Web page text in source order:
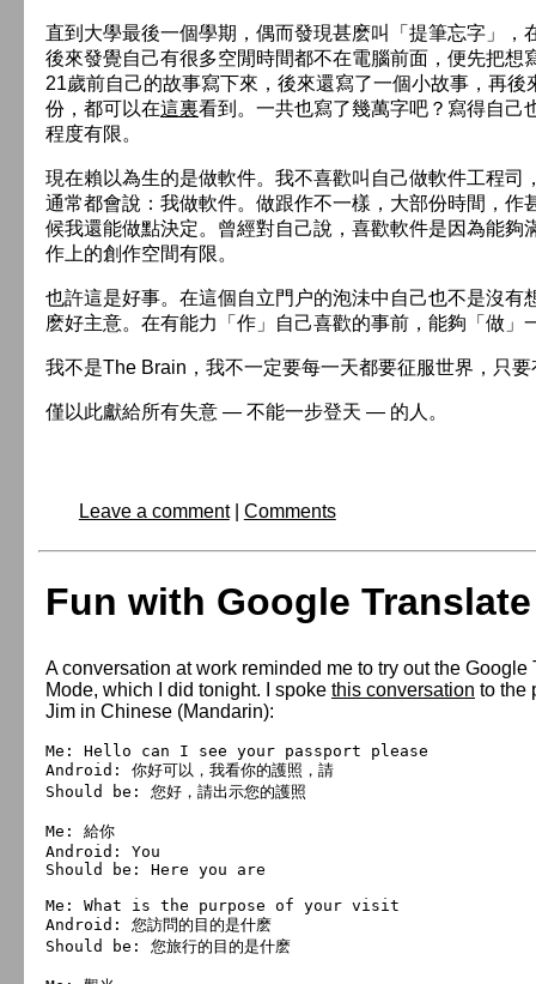
直到大學最後一個學期，偶而發現甚麽叫「提筆忘字」，
後來發覺自己有很多空閒時間都不在電腦前面，便先把想
21歲前自己的故事寫下來，後來還寫了一個小故事，再
份，都可以在這裏看到。一共也寫了幾萬字吧？寫得自己
程度有限。
現在賴以為生的是做軟件。我不喜歡叫自己做軟件工程司
通常都會說：我做軟件。做跟作不一樣，大部份時間，作
候我還能做點決定。曾經對自己說，喜歡軟件是因為能夠
作上的創作空間有限。
也許這是好事。在這個自立門户的泡沬中自己也不是沒有
麽好主意。在有能力「作」自己喜歡的事前，能夠「做」
我不是The Brain，我不一定要每一天都要征服世界，只
僅以此獻給所有失意 — 不能一步登天 — 的人。
Leave a comment| Comments
Fun with Google Translate
A conversation at work reminded me to try out the
Mode, which I did tonight. I spoke this conversation to the
Jim in Chinese (Mandarin):
Me: Hello can I see your passport please
Android: 你好可以，我看你的護照，請
Should be: 您好，請出示您的護照
Me: 給你
Android: You
Should be: Here you are
Me: What is the purpose of your visit
Android: 您訪問的目的是什麽
Should be: 您旅行的目的是什麽